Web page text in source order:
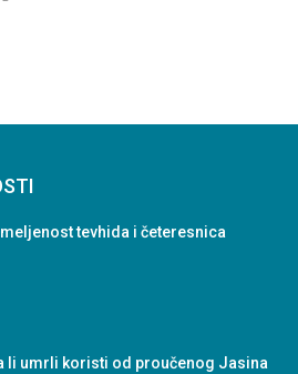
tevhida i četeresnica
li umrli koristi od proučenog Jasina